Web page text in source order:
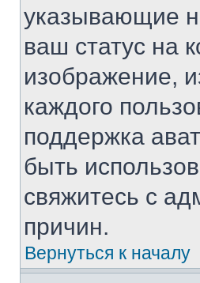
указывающие
ваш статус на
изображение,
каждого
поддержка
быть
свяжитесь с
причин.
Вернуться к началу